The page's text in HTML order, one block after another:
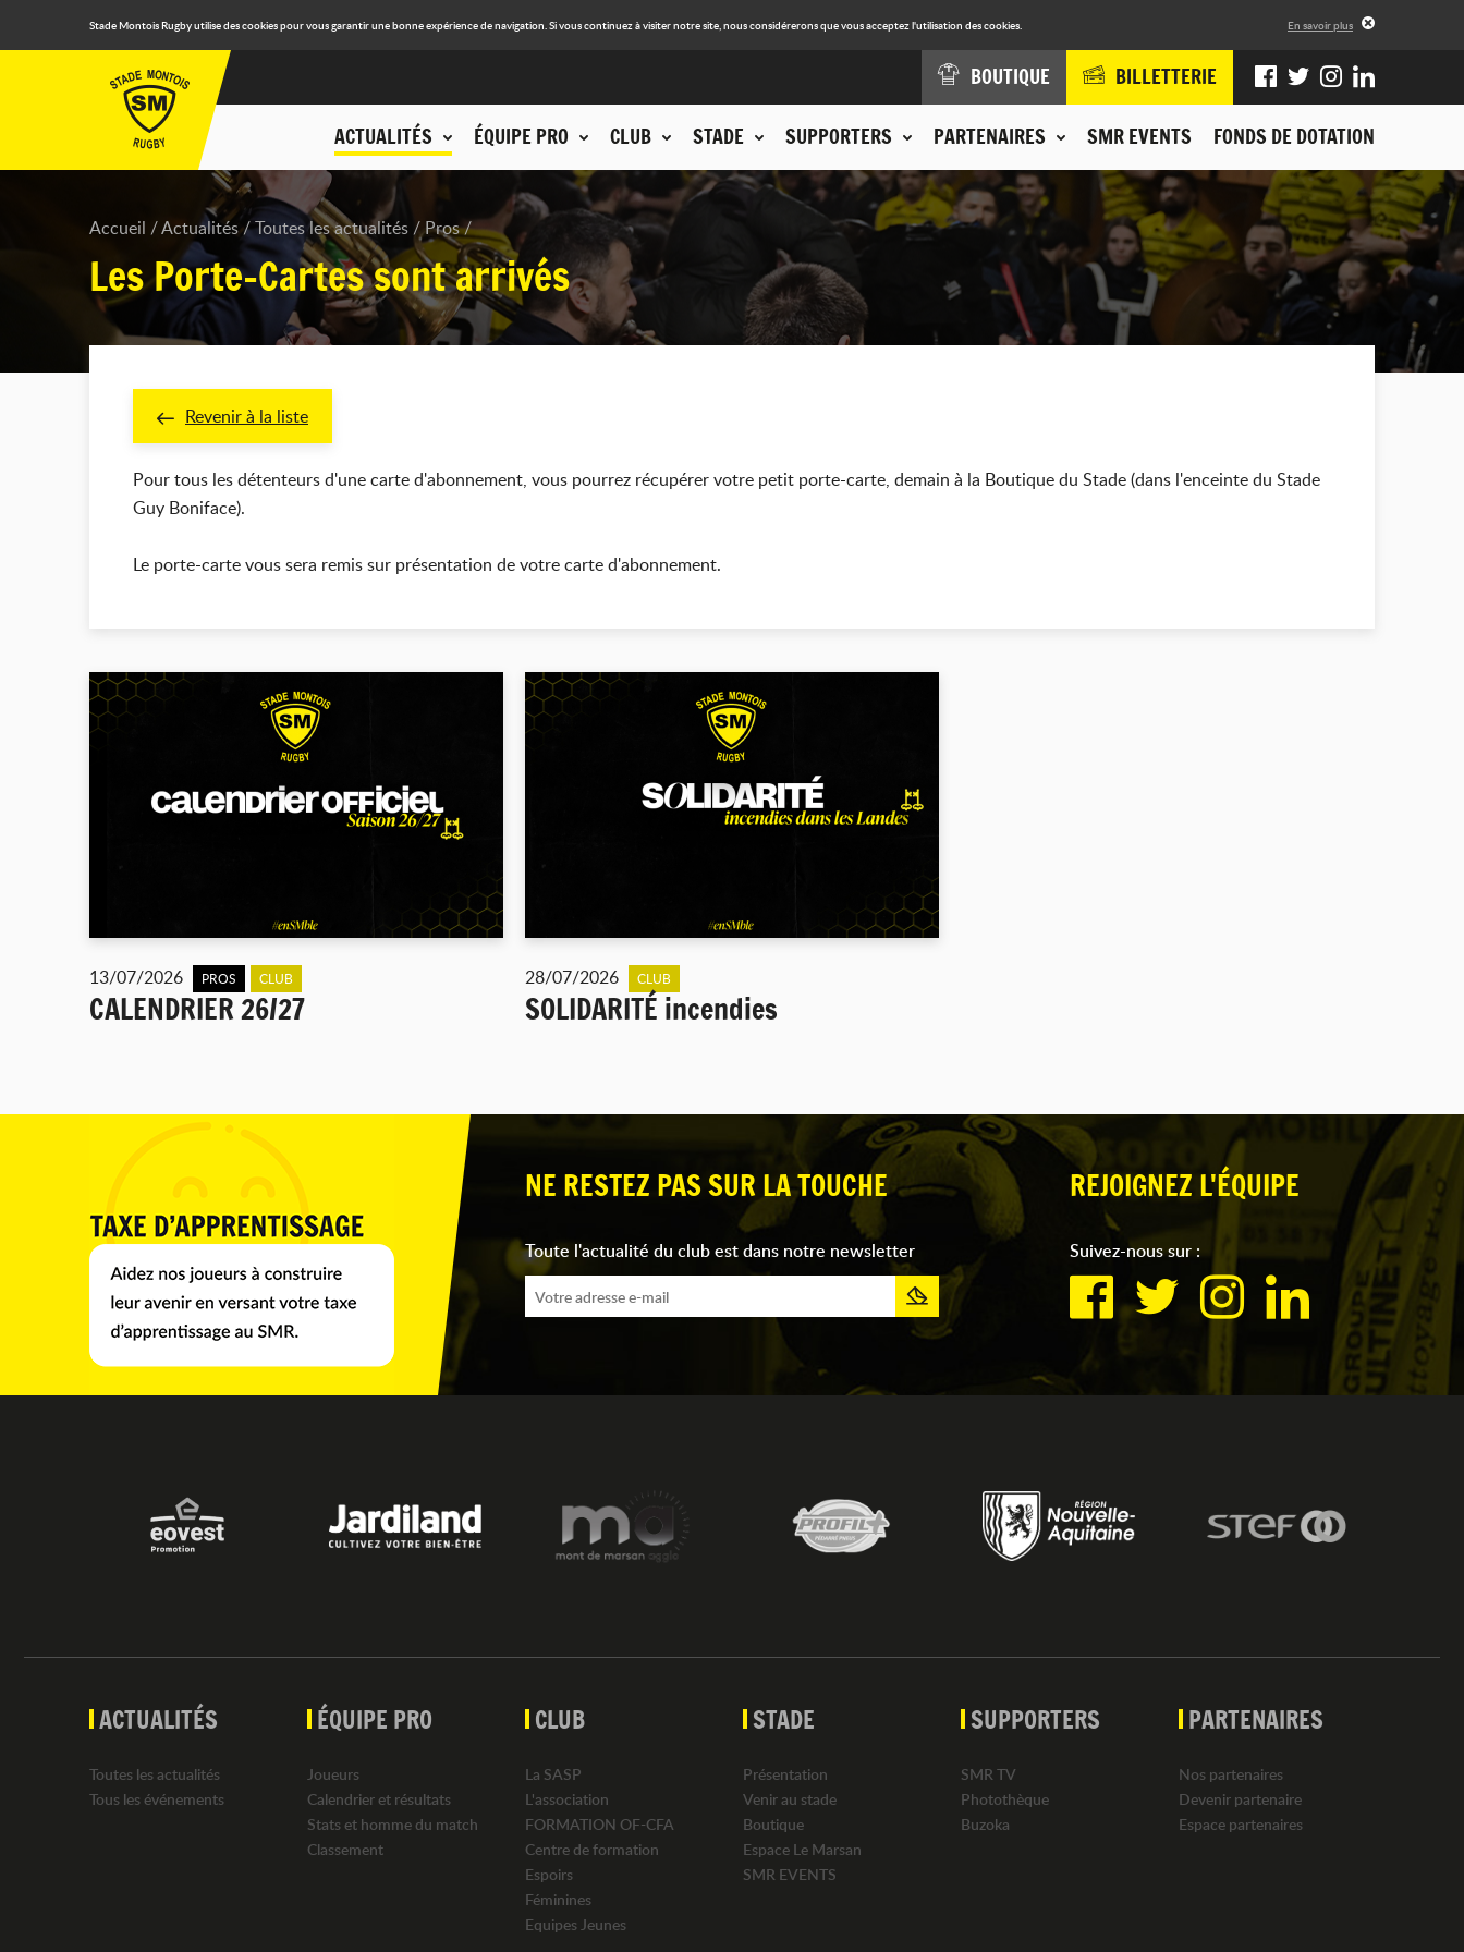
Stade Montois Rugby utilise des cookies pour vous garantir une bonne expérience de navigation. Si vous continuez à visiter notre site, nous considérerons que vous acceptez l'utilisation des cookies. En savoir plus
ACTUALITÉS ÉQUIPE PRO CLUB STADE SUPPORTERS PARTENAIRES SMR EVENTS FONDS DE DOTATION
BOUTIQUE BILLETTERIE
Accueil Actualités Toutes les actualités Pros
Les Porte-Cartes sont arrivés
Revenir à la liste
Pour tous les détenteurs d'une carte d'abonnement, vous pourrez récupérer votre petit porte-carte, demain à la Boutique du Stade (dans l'enceinte du Stade
Guy Boniface).
Le porte-carte vous sera remis sur présentation de votre carte d'abonnement.
13/07/2026 PROS CLUB
CALENDRIER 26/27
28/07/2026 CLUB
SOLIDARITÉ incendies
NE RESTEZ PAS SUR LA TOUCHE
Toute l'actualité du club est dans notre newsletter
REJOIGNEZ L'ÉQUIPE
Suivez-nous sur :
ACTUALITÉS
Toutes les actualités
Tous les événements
ÉQUIPE PRO
Joueurs
Calendrier et résultats
Stats et homme du match
Classement
CLUB
La SASP
L'association
FORMATION OF-CFA
Centre de formation
Espoirs
Féminines
Equipes Jeunes
STADE
Présentation
Venir au stade
Boutique
Espace Le Marsan
SMR EVENTS
SUPPORTERS
SMR TV
Photothèque
Buzoka
PARTENAIRES
Nos partenaires
Devenir partenaire
Espace partenaires